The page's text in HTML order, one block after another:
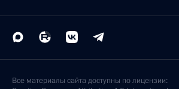
Все материалы сайта доступны по лицензии: